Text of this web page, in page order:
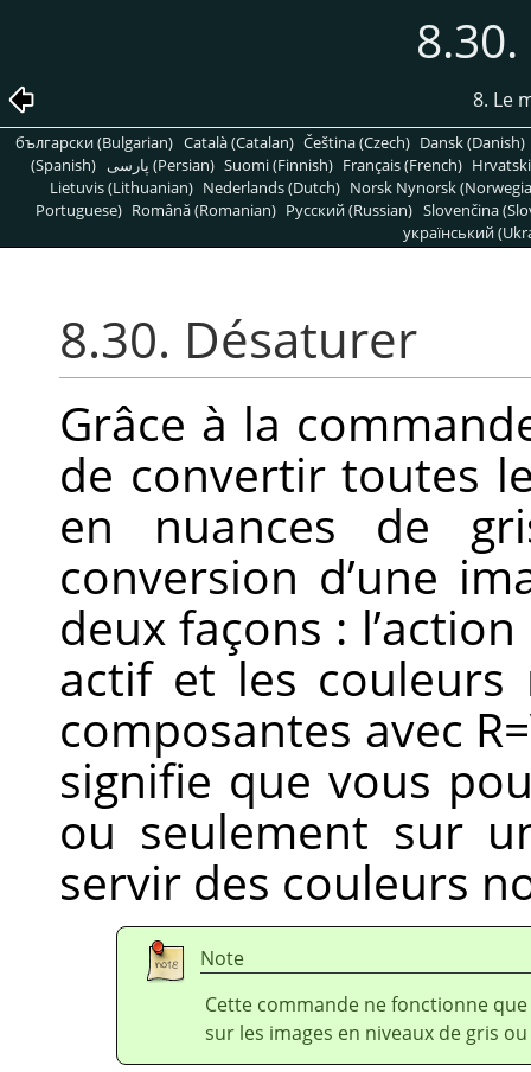
8. Le
български (Bulgarian) Català (Catalan) Čeština (Czech) Dansk (Danish)
(Spanish)
پارسی (Persian) Suomi (Finnish) Français (French)
Lietuvis (Lithuanian) Nederlands (Dutch) Norsk Nynorsk
Portuguese) Română (Romanian) Pусский (Russian) Slovenčina
український
8.30. Désaturer
Grâce à la
de convertir toutes
en nuances de
conversion d’une
deux façons :
actif et les couleurs
composantes avec
signifie que vous
ou seulement sur
servir des couleurs
Note
Cette commande ne fonctionne
sur les images en niveaux de gris